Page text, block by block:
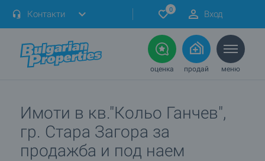
Контакти 0 Вход
оценка продай меню
Имоти в кв."Кольо Ганчев",
гр. Стара Загора за
продажба и под наем